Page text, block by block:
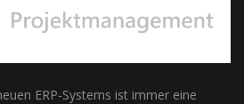
ERP-Systems ist immer eine